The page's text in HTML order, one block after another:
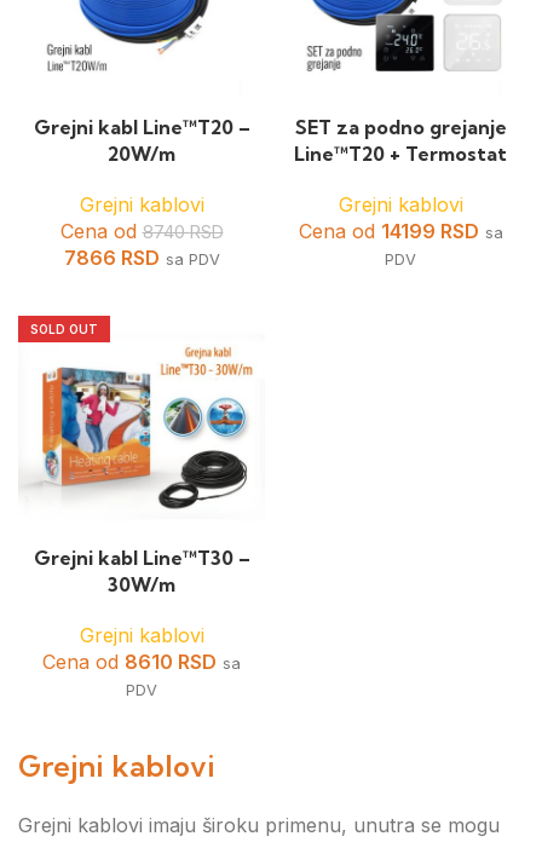
Grejni kabl Line™T20 –
20W/m
Grejni kablovi
Cena od8740RSD
7866 RSD sa PDV
SET za podno grejanje
Line™T20 + Termostat
Grejni kablovi
Cena od 14199 RSD sa
PDV
SOLD OUT
Grejni kabl Line™T30 –
30W/m
Grejni kablovi
Cena od 8610 RSD sa
PDV
Grejni kablovi
Grejni kablovi imaju široku primenu, unutra se mogu